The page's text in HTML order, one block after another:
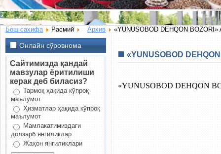
Бош сахифа Расмий Архив «YUNUSOBOD DEHQON BOZORI»
Онлайн сўровнома
Сайтимизда қандай
мавзулар ёритилиши
керак деб биласиз?
Тармоқ ҳақида кўпроқ
маълумот
Ҳизматлар ҳақида кўпроқ
маълумот
Мамлакатимиздаги
долзарб янгиликлар
Жаҳон янгиликлари
«YUNUSOBOD
«YUNUSOBOD DEHQON